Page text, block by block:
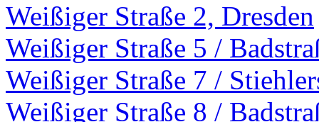
Weißiger Straße 2, Dresden
Weißiger Straße 5 /
Weißiger Straße 7 /
Weißiger Straße 8 /